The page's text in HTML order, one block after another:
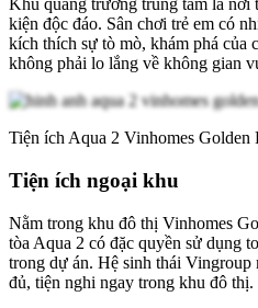
Khu quảng trường trung tâm là nơi
kiện độc đáo. Sân chơi trẻ em có
kích thích sự tò mò, khám phá của
không phải lo lắng về không gian
Tiện ích Aqua 2 Vinhomes Golden
Tiện ích ngoại khu
Nằm trong khu đô thị Vinhomes
tòa Aqua 2 có đặc quyền sử dụng
trong dự án. Hệ sinh thái Vingroup
đủ, tiện nghi ngay trong khu đô thị.